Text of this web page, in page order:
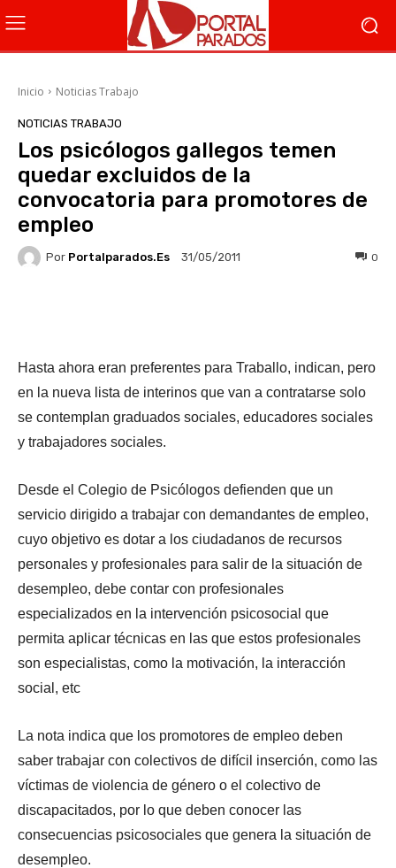
Inicio Noticias Trabajo
NOTICIAS TRABAJO
Los psicólogos gallegos temen
quedar excluidos de la
convocatoria para promotores de
empleo
Por Portalparados.es 31/05/2011 0
Hasta ahora eran preferentes para Traballo, indican, pero
en la nueva lista de interinos que van a contratarse solo
se contemplan graduados sociales, educadores sociales
y trabajadores sociales.
Desde el Colegio de Psicólogos defienden que un
servicio dirigido a trabajar con demandantes de empleo,
cuyo objetivo es dotar a los ciudadanos de recursos
personales y profesionales para salir de la situación de
desempleo, debe contar con profesionales
especializados en la intervención psicosocial que
permita aplicar técnicas en las que estos profesionales
son especialistas, como la motivación, la interacción
social, etc
La nota indica que los promotores de empleo deben
saber trabajar con colectivos de difícil inserción, como las
víctimas de violencia de género o el colectivo de
discapacitados, por lo que deben conocer las
consecuencias psicosociales que genera la situación de
desempleo.